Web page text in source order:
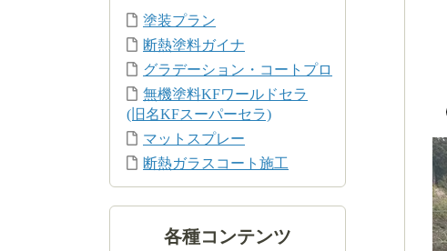
塗装プラン
断熱塗料ガイナ
グラデーション・コートプロ
無機塗料KFワールドセラ
(旧名KFスーパーセラ)
マットスプレー
断熱ガラスコート施工
各種コンテンツ